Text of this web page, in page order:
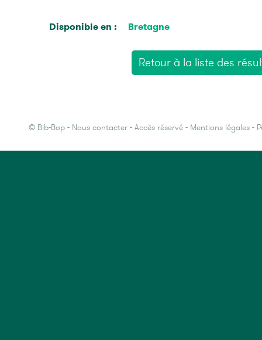
Disponible en : Bretagne
Retour à la liste des
© Bib-Bop - Nous contacter - Accès réservé - Mentions légales -